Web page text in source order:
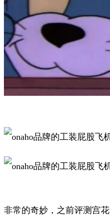
非常的奇妙，之前评测宫